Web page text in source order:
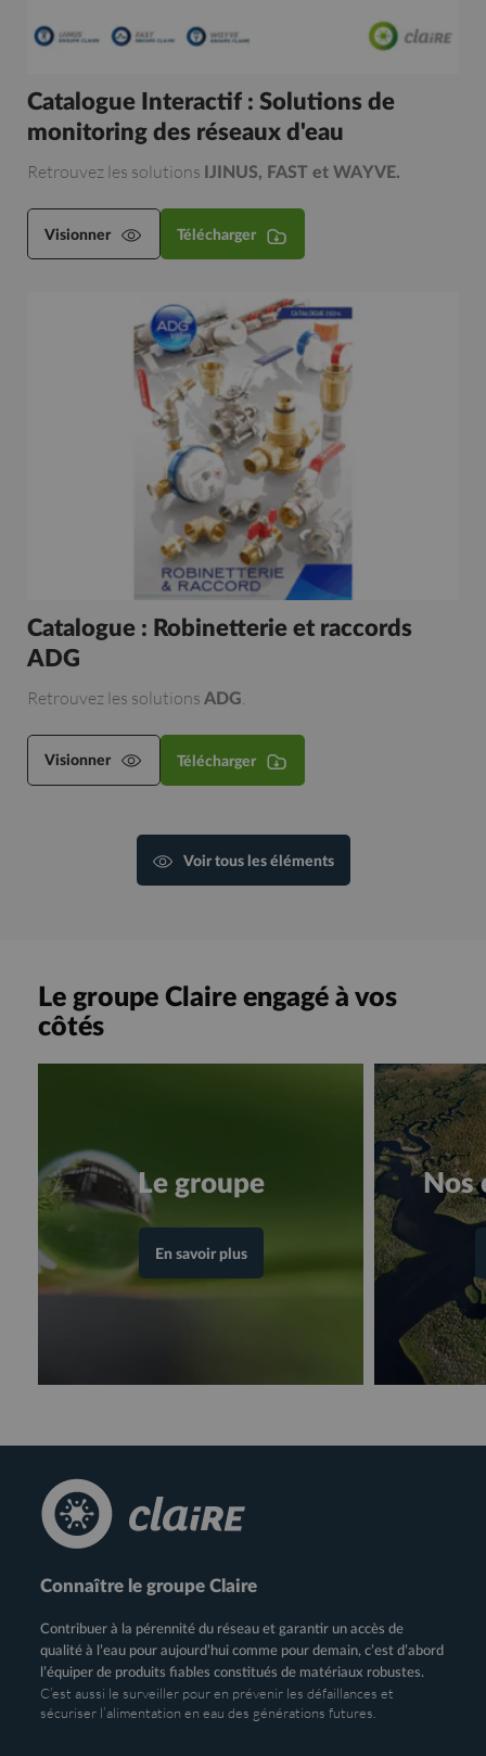
Catalogue Interactif : Solutions de
monitoring des réseaux d'eau
Retrouvez les solutions IJINUS, FAST et WAYVE.
Visionner Télécharger
Catalogue : Robinetterie et raccords
ADG
Retrouvez les solutions ADG
Visionner Télécharger
Voir tous les éléments
Le groupe Claire engagé à vos
côtés
Le groupe
En savoir plus
en consultant la page "Le groupe"
Nos
Connaître le groupe Claire
Contribuer à la pérennité du réseau et garantir un accès de
qualité à l’eau pour aujourd’hui comme pour demain, c’est d’abord
l’équiper de produits fiables constitués de matériaux robustes.
C’est aussi le surveiller pour en prévenir les défaillances et
sécuriser l’alimentation en eau des générations futures.